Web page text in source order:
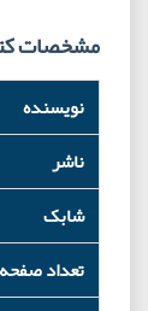
مشخصات
نویسنده
ناشر
شابک
تعداد صفحه